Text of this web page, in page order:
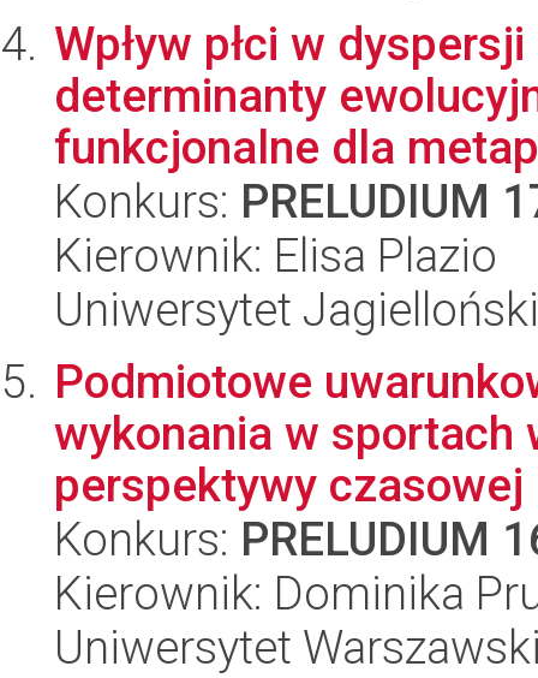
Wpływ płci w
determinanty
funkcjonalne dla
Konkurs: PRELUDIUM
Kierownik: Elisa Plazio
Uniwersytet
Podmiotowe
wykonania w sportach
perspektywy czasowej
Konkurs: PRELUDIUM
Kierownik: Dominika
Uniwersytet